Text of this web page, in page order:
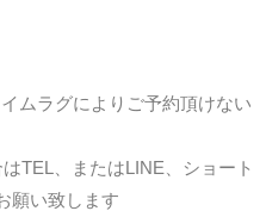
ムラグによりご予約頂けない
TEL、またはLINE、ショート
願い致します